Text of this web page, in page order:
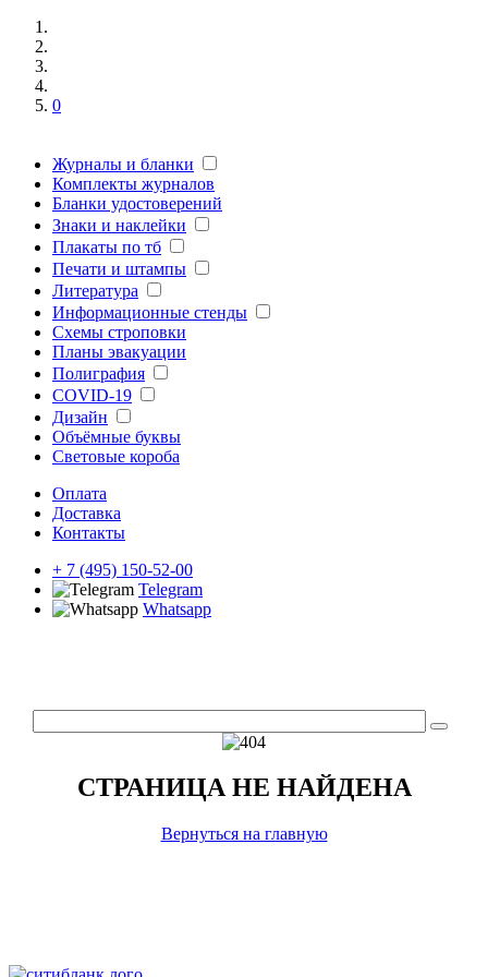
0
Журналы и бланки
Комплекты журналов
Бланки удостоверений
Знаки и наклейки
Плакаты по тб
Печати и штампы
Литература
Информационные стенды
Схемы строповки
Планы эвакуации
Полиграфия
COVID-19
Дизайн
Объёмные буквы
Световые короба
Оплата
Доставка
Контакты
+ 7 (495) 150-52-00
Telegram
Whatsapp
СТРАНИЦА НЕ НАЙДЕНА
Вернуться на главную